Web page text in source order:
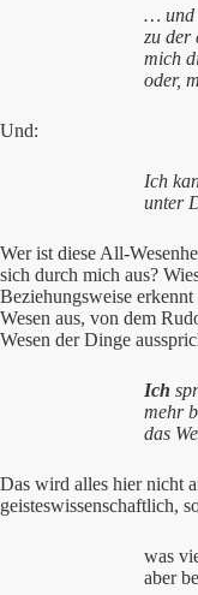
… und
zu der
mich
oder,
Und:
Ich
unter
Wer ist diese All-
sich durch mich aus?
Beziehungsweise
Wesen aus, von dem
Wesen der Dinge
Ich
mehr
das
Das wird alles hier nicht
geisteswissenschaftlich,
was
aber